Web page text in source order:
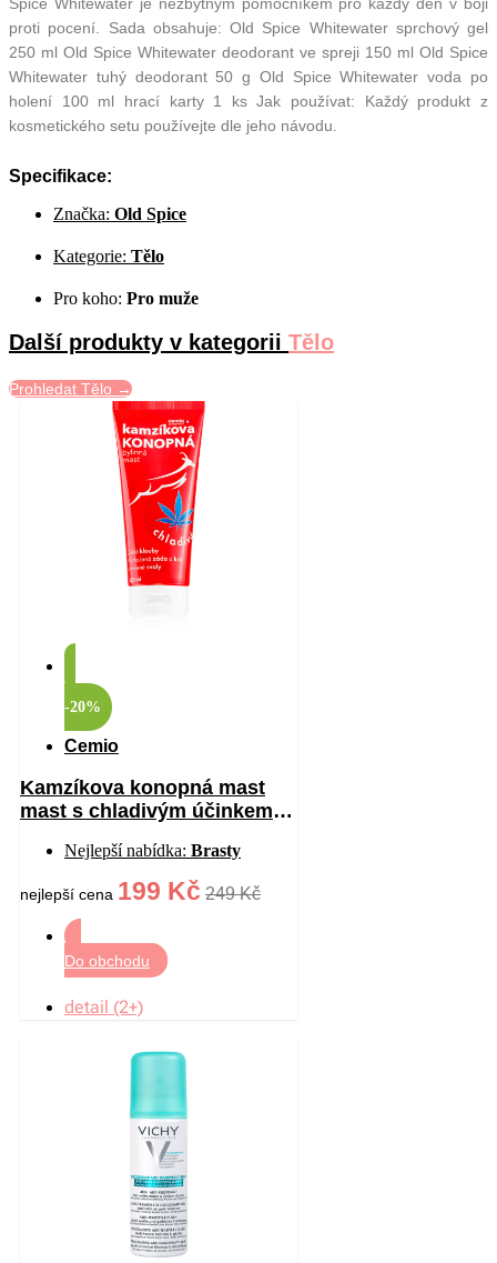
proti pocení. Sada obsahuje: Old Spice Whitewater sprchový gel
250 ml Old Spice Whitewater deodorant ve spreji 150 ml Old Spice
Whitewater tuhý deodorant 50 g Old Spice Whitewater voda po
holení 100 ml hrací karty 1 ks Jak používat: Každý produkt z
kosmetického setu používejte dle jeho návodu.
Specifikace:
Značka: Old Spice
Kategorie: Tělo
Pro koho: Pro muže
Další produkty v kategorii Tělo
Prohledat Tělo →
-20%
Cemio
Kamzíkova konopná mast
mast s chladivým účinkem
Nejlepší nabídka: Brasty
nejlepší cena 199 Kč 249 Kč
Do obchodu
detail (2+)